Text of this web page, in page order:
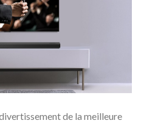
de la meilleure